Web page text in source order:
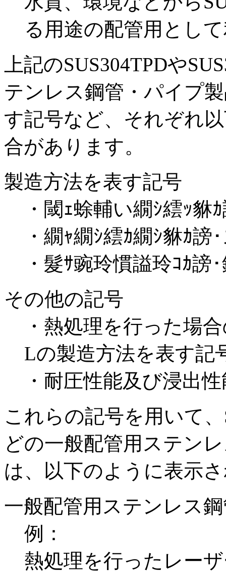
る用途の配管用とし
上記のSUS304TPDや
テンレス鋼管・パイプ
す記号など、それぞれ
合があります。
製造方法を表す記号
・ 閾ｪ蜍輔い繝ｼ繧ｯ貅
・ 繝ｬ繝ｼ繧ｶ繝ｼ貅ｶ謗･
・ 髮ｻ豌玲慣謚玲ｺｶ謗･
その他の記号
・熱処理を行った場
Lの製造方法を表す記
・耐圧性能及び浸出
これらの記号を用いて、
どの一般配管用ステン
は、以下のように表示
一般配管用ステンレス
例：
熱処理を行ったレー